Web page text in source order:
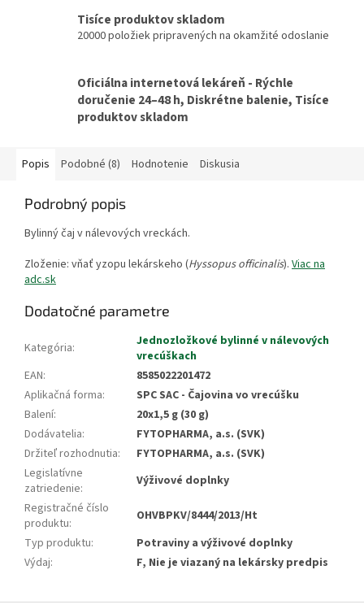
Tisíce produktov skladom
20000 položiek pripravených na okamžité odoslanie
Oficiálna internetová lekáreň - Rýchle
doručenie 24–48 h, Diskrétne balenie, Tisíce
produktov skladom
Popis Podobné (8) Hodnotenie Diskusia
Podrobný popis
Bylinný čaj v nálevových vreckách.
Zloženie: vňať yzopu lekárskeho (Hyssopus officinalis). Viac na
adc.sk
Dodatočné parametre
Kategória:
Jednozložkové bylinné v nálevových
vrecúškach
EAN:
8585022201472
Aplikačná forma:
SPC SAC - Čajovina vo vrecúšku
Balení:
20x1,5 g (30 g)
Dodávatelia:
FYTOPHARMA, a.s. (SVK)
Držiteľ rozhodnutia:
FYTOPHARMA, a.s. (SVK)
Legislatívne
zatriedenie:
Výživové doplnky
Registračné číslo
produktu:
OHVBPKV/8444/2013/Ht
Typ produktu:
Potraviny a výživové doplnky
Výdaj: F, Nie je viazaný na lekársky predpis